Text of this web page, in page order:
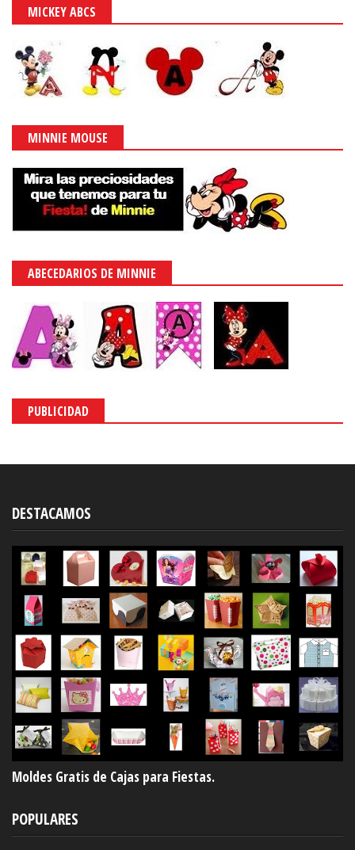
MICKEY ABCS
MINNIE MOUSE
ABECEDARIOS DE MINNIE
PUBLICIDAD
DESTACAMOS
Moldes Gratis de Cajas para Fiestas.
POPULARES